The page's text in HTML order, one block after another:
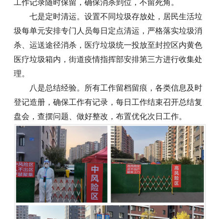
工作记录随时保留，确保消杀到位，不留死角。
七是定时清运。设置不同垃圾存放处，居民生活垃
圾每单元安排专门人员每日定点清运，严格落实垃圾消
杀、运送途径消杀，医疗垃圾统一投放至封控区内黄色
医疗垃圾箱内，街道疫情指挥部安排第三方进行收集处
理。
八是总结经验。所有工作留档留痕，各类信息及时
登记造册，确保工作有记录，每日工作结束召开总结复
盘会，查摆问题、做好整改，布置优化次日工作。